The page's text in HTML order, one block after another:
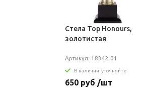
Стела Top Honours,
золотистая
Артикул: 18342.01
В наличии: уточняйте
650 руб /шт